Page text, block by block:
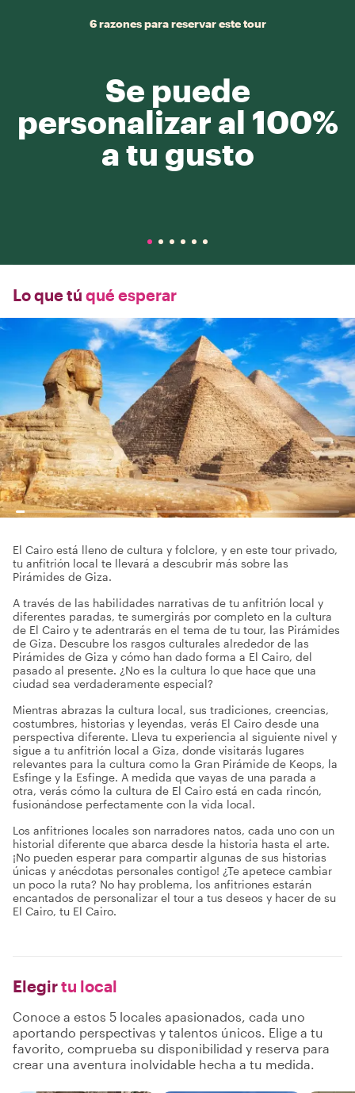
6 razones para reservar este tour
Se puede
personalizar al 100%
a tu gusto
Lo que tú qué esperar
El Cairo está lleno de cultura y folclore, y en este tour privado,
tu anfitrión local te llevará a descubrir más sobre las
Pirámides de Giza.
A través de las habilidades narrativas de tu anfitrión local y
diferentes paradas, te sumergirás por completo en la cultura
de El Cairo y te adentrarás en el tema de tu tour, las Pirámides
de Giza. Descubre los rasgos culturales alrededor de las
Pirámides de Giza y cómo han dado forma a El Cairo, del
pasado al presente. ¿No es la cultura lo que hace que una
ciudad sea verdaderamente especial?
Mientras abrazas la cultura local, sus tradiciones, creencias,
costumbres, historias y leyendas, verás El Cairo desde una
perspectiva diferente. Lleva tu experiencia al siguiente nivel y
sigue a tu anfitrión local a Giza, donde visitarás lugares
relevantes para la cultura como la Gran Pirámide de Keops, la
Esfinge y la Esfinge. A medida que vayas de una parada a
otra, verás cómo la cultura de El Cairo está en cada rincón,
fusionándose perfectamente con la vida local.
Los anfitriones locales son narradores natos, cada uno con un
historial diferente que abarca desde la historia hasta el arte.
¡No pueden esperar para compartir algunas de sus historias
únicas y anécdotas personales contigo! ¿Te apetece cambiar
un poco la ruta? No hay problema, los anfitriones estarán
encantados de personalizar el tour a tus deseos y hacer de su
El Cairo, tu El Cairo.
Elegirtu local
Conoce a estos 5 locales apasionados, cada uno
aportando perspectivas y talentos únicos. Elige a tu
favorito, comprueba su disponibilidad y reserva para
crear una aventura inolvidable hecha a tu medida.